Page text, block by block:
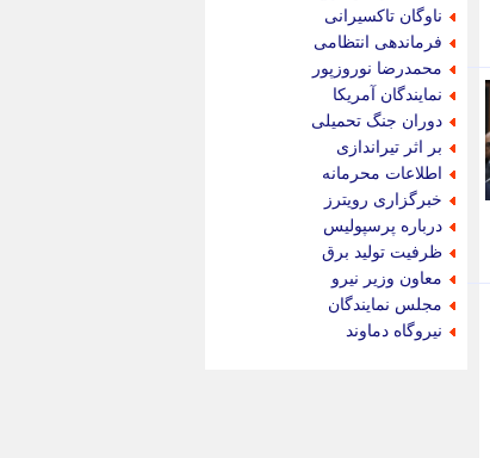
ناوگان تاکسیرانی
فرماندهی انتظامی
محمدرضا نوروزپور
نمایندگان آمریکا
دوران جنگ تحمیلی
بر اثر تیراندازی
اطلاعات محرمانه
خبرگزاری رویترز
درباره پرسپولیس
ظرفیت تولید برق
معاون وزیر نیرو
مجلس نمایندگان
نیروگاه دماوند